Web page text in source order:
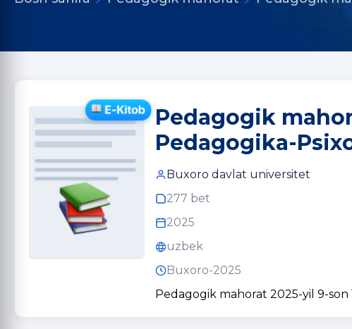
Pedagogik
Pedagogika-
Buxoro davlat universitet
277 bet
2025
uzbek
Buxoro-2025
Pedagogik mahorat 2025-yil 9-son